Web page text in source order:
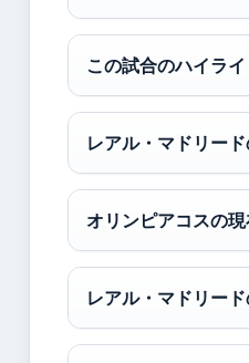
この試合のハイラ
レアル・マドリー
オリンピアコスの
レアル・マドリー